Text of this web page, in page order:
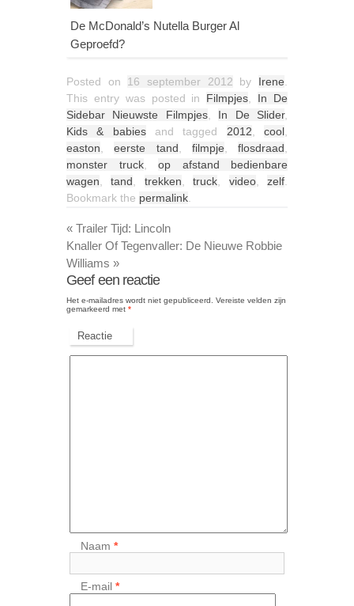
De McDonald’s Nutella Burger Al
Geproefd?
Posted on 16 september 2012 by Irene
This entry was posted in Filmpjes
In De
Sidebar Nieuwste Filmpjes, In De Slider,
Kids & babiesand tagged 2012 ,cool
easton ,eerste tand filmpje flosdraad
monster truck, op afstand bedienbare
wagen ,tand trekken ,truck video,zelf
Bookmark the permalink
« Trailer Tijd: Lincoln
Knaller Of Tegenvaller: De Nieuwe Robbie
Williams »
Geef een reactie
Het e-mailadres wordt niet gepubliceerd.
Vereiste velden zijn
gemarkeerd met *
Reactie
Naam*
E-mail*